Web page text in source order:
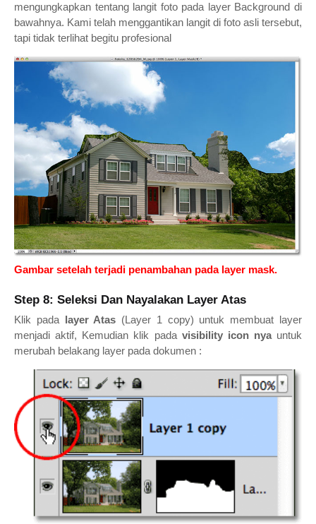
mengungkapkan tentang langit foto pada layer Background di
bawahnya. Kami telah menggantikan langit di foto asli tersebut,
tapi tidak terlihat begitu profesional
Gambar setelah terjadi penambahan pada layer mask.
Step 8: Seleksi Dan Nayalakan Layer Atas
Klik pada layer Atas (Layer 1 copy) untuk membuat layer
menjadi aktif, Kemudian klik pada visibility icon nya untuk
merubah belakang layer pada dokumen :